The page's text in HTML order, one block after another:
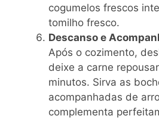
cogumelos frescos
tomilho fresco.
Descanso e
Após o cozimento,
deixe a carne
minutos. Sirva as
acompanhadas de
complementa